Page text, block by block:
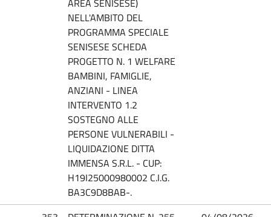
NELL'AMBITO DEL
PROGRAMMA SPECIALE
SENISESE SCHEDA
PROGETTO N. 1 WELFARE
BAMBINI, FAMIGLIE,
ANZIANI - LINEA
INTERVENTO 1.2
SOSTEGNO ALLE
PERSONE VULNERABILI -
LIQUIDAZIONE DITTA
IMMENSA S.R.L. - CUP:
H19I25000980002 C.I.G.
BA3C9D8BAB-.